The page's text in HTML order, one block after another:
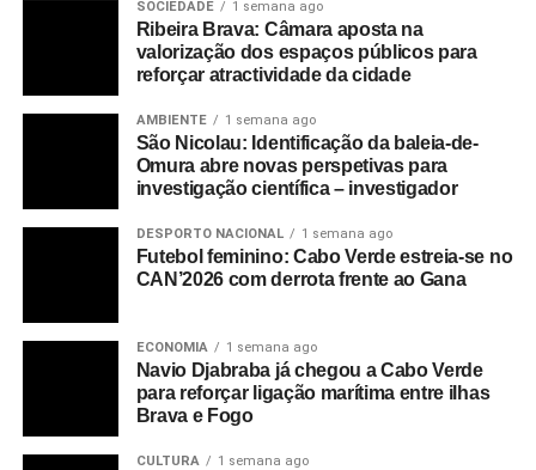
SOCIEDADE 1 semana ago
Ribeira Brava: Câmara aposta na
valorização dos espaços públicos para
reforçar atractividade da cidade
AMBIENTE 1 semana ago
São Nicolau: Identificação da baleia-de-
Omura abre novas perspetivas para
investigação científica – investigador
DESPORTO NACIONAL 1 semana ago
Futebol feminino: Cabo Verde estreia-se no
CAN’2026 com derrota frente ao Gana
ECONOMIA 1 semana ago
Navio Djabraba já chegou a Cabo Verde
para reforçar ligação marítima entre ilhas
Brava e Fogo
CULTURA 1 semana ago